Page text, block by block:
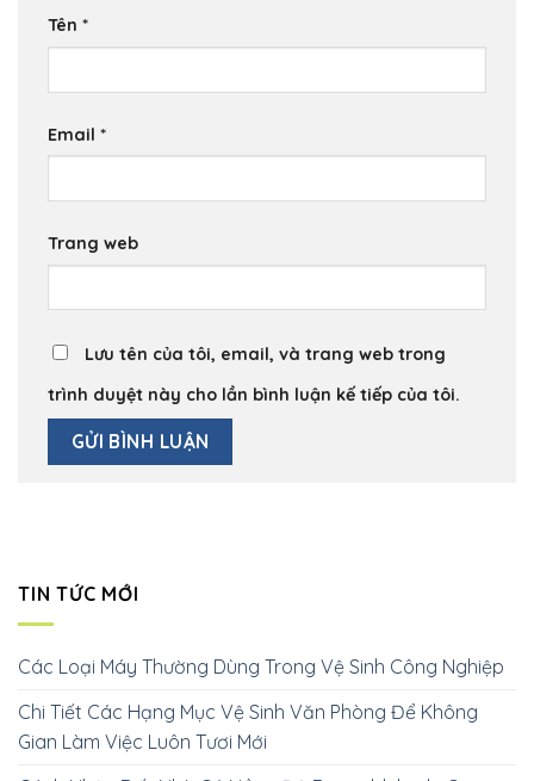
Tên *
Email *
Trang web
Lưu tên của tôi, email, và trang web trong
trình duyệt này cho lần bình luận kế tiếp của tôi.
TIN TỨC MỚI
Các Loại Máy Thường Dùng Trong Vệ Sinh Công Nghiệp
Chi Tiết Các Hạng Mục Vệ Sinh Văn Phòng Để Không
Gian Làm Việc Luôn Tươi Mới